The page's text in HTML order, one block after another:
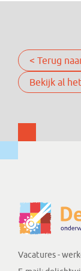
< Terug
Bekijk al
Vacatures -